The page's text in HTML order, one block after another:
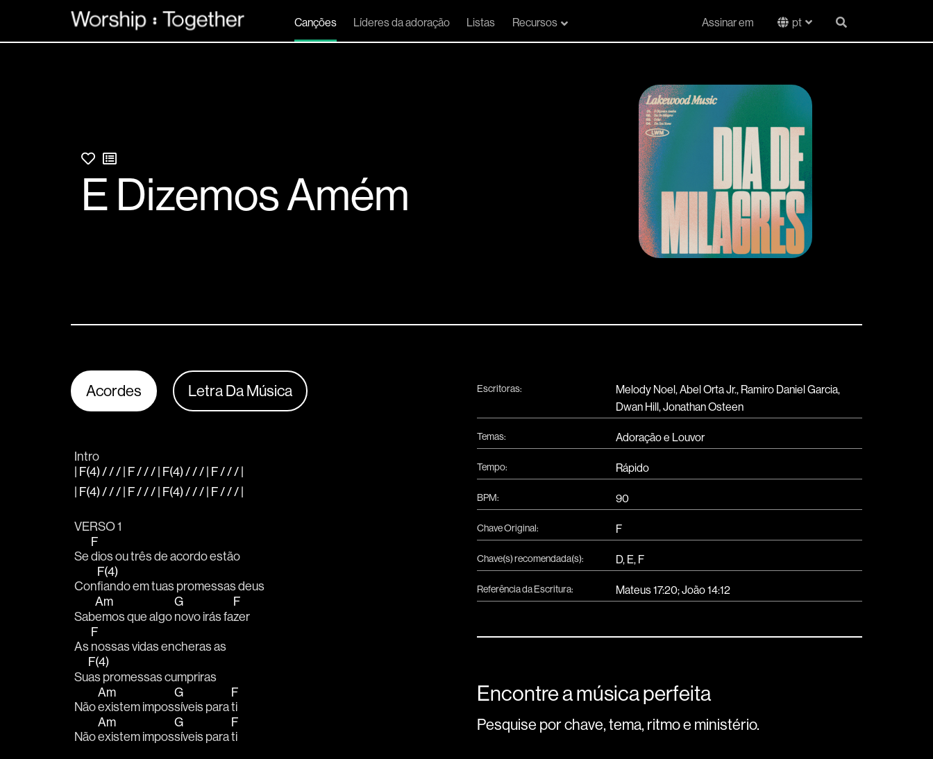
Canções Líderes da adoração Listas Recursos Assinar em pt
E Dizemos Amém
Acordes Letra Da Música
Intro
| F(4) / / / | F / / / | F(4) / / / | F / / / |
| F(4) / / / | F / / / | F(4) / / / | F / / / |
VERSO 1
Se
F
dios ou três de acordo estão
Con
F(4)
fiando em tuas promessas deus
Sab
Am
emos que algo
G
novo irás fa
F
zer
As
F
nossas vidas encheras as
Su
F(4)
as promessas cumpriras
Não
Am
existem impos
G
síveis para
F
ti
Não
Am
existem impos
G
síveis para
F
ti
Escritoras:
Melody Noel, Abel Orta Jr., Ramiro Daniel Garcia,
Dwan Hill, Jonathan Osteen
Temas: Adoração e Louvor
Tempo: Rápido
BPM: 90
Chave Original: F
Chave(s) recomendada(s): D, E, F
Referência da Escritura: Mateus 17:20; João 14:12
Encontre a música perfeita
Pesquise por chave, tema, ritmo e ministério.